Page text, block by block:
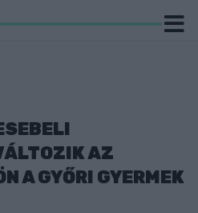
AZ
A GYŐRI GYERMEK